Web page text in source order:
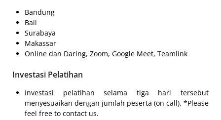
Bandung
Bali
Surabaya
Makassar
Online dan Daring, Zoom, Google Meet, Teamlink
Investasi Pelatihan
Investasi pelatihan selama tiga hari tersebut
menyesuaikan dengan jumlah peserta (on call). *Please
feel free to contact us.